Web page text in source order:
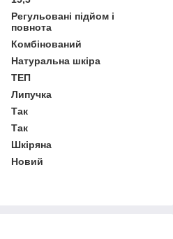
Регульовані підйом і
повнота
Комбінований
Натуральна шкіра
ТЕП
Липучка
Так
Так
Шкіряна
Новий